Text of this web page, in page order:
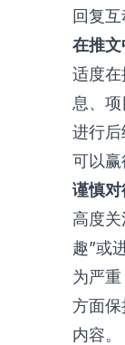
回复互
在推
适度
息、
进行后
可以赢
谨慎
高度
趣”或
为严
方面
内容。